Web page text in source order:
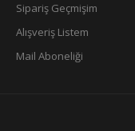
Sipariş Geçmişim
Alışveriş Listem
Mail Aboneliği